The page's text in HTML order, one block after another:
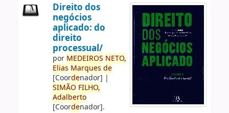
Direito dos
negócios
aplicado: do
direito
processual/
por MEDEIROS NETO,
Elias Marques de
[Coordenador] |
SIMÃO FILHO,
Adalberto
[Coordenador].